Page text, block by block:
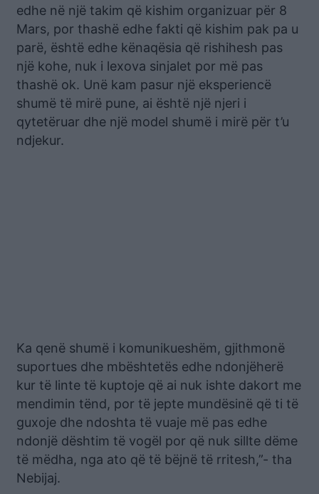
edhe në një takim që kishim organizuar për 8
Mars, por thashë edhe fakti që kishim pak pa u
parë, është edhe kënaqësia që rishihesh pas
një kohe, nuk i lexova sinjalet por më pas
thashë ok. Unë kam pasur një eksperiencë
shumë të mirë pune, ai është një njeri i
qytetëruar dhe një model shumë i mirë për t’u
ndjekur.
Ka qenë shumë i komunikueshëm, gjithmonë
suportues dhe mbështetës edhe ndonjëherë
kur të linte të kuptoje që ai nuk ishte dakort me
mendimin tënd, por të jepte mundësinë që ti të
guxoje dhe ndoshta të vuaje më pas edhe
ndonjë dështim të vogël por që nuk sillte dëme
të mëdha, nga ato që të bëjnë të rritesh,”- tha
Nebijaj.